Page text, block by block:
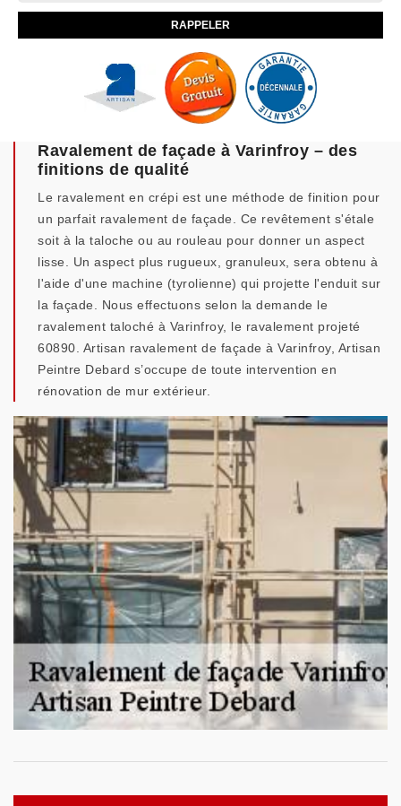
Ravalement de façade à Varinfroy – des
finitions de qualité
Le ravalement en crépi est une méthode de finition pour
un parfait ravalement de façade. Ce revêtement s'étale
soit à la taloche ou au rouleau pour donner un aspect
lisse. Un aspect plus rugueux, granuleux, sera obtenu à
l'aide d'une machine (tyrolienne) qui projette l'enduit sur
la façade. Nous effectuons selon la demande le
ravalement taloché à Varinfroy, le ravalement projeté
60890. Artisan ravalement de façade à Varinfroy, Artisan
Peintre Debard s’occupe de toute intervention en
rénovation de mur extérieur.